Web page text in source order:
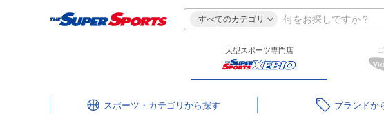
すべてのカテゴリ
大型スポーツ専門店
スポーツ・カテゴリ ブランド